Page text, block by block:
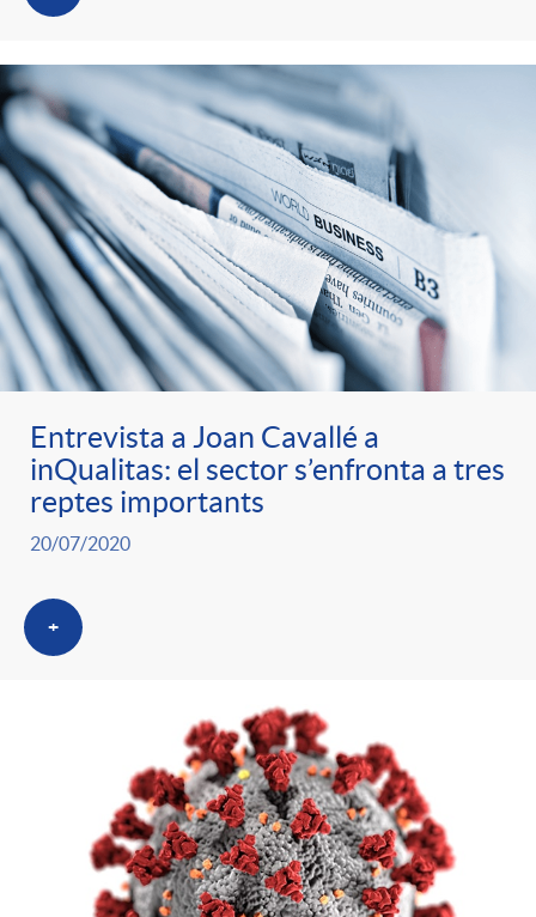
r
i
a
s
Entrevista a Joan Cavallé a
inQualitas: el sector s’enfronta a tres
reptes importants
20/07/2020
+